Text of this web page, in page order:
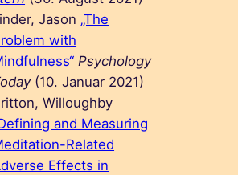
Jason „The
with
Psychology
(10. Januar 2021)
Willoughby
and Measuring
Related
Effects in